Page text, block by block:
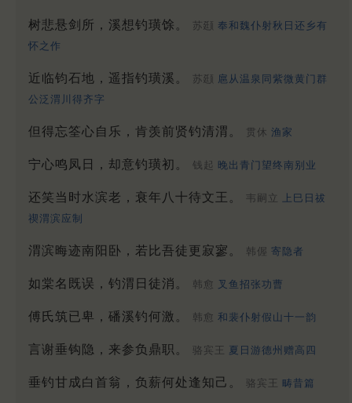
树悲悬剑所，溪想钓璜馀。 苏颋 奉和魏仆射秋日还乡有
怀之作
近临钧石地，遥指钓璜溪。 苏颋 扈从温泉同紫微黄门群
公泛渭川得齐字
但得忘筌心自乐，肯羡前贤钓清渭。 贯休 渔家
宁心鸣凤日，却意钓璜初。 钱起 晚出青门望终南别业
还笑当时水滨老，衰年八十待文王。 韦嗣立
上巳日祓
禊渭滨应制
渭滨晦迹南阳卧，若比吾徒更寂寥。 韩偓 寄隐者
如棠名既误，钓渭日徒消。 韩愈 叉鱼招张功曹
傅氏筑已卑，磻溪钓何激。 韩愈 和裴仆射假山十一韵
言谢垂钩隐，来参负鼎职。 骆宾王 夏日游德州赠高四
垂钓甘成白首翁，负薪何处逢知己。 骆宾王 畴昔篇